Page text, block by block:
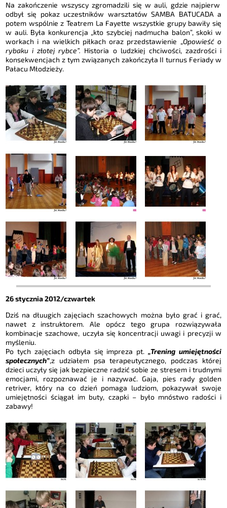
Na zakończenie wszyscy zgromadzili się w auli, gdzie najpierw
odbył się pokaz uczestników warsztatów SAMBA BATUCADA a
potem wspólnie z Teatrem La Fayette wszystkie grupy bawiły się
w auli. Była konkurencja „kto szybciej nadmucha balon”, skoki w
workach i na wielkich piłkach oraz przedstawienie „Opowieść o
rybaku i złotej rybce”. Historia o ludzkiej chciwości, zazdrości i
konsekwencjach z tym związanych zakończyła II turnus Feriady w
Pałacu Młodzieży.
26 stycznia 2012/czwartek
Dziś na dłuugich zajęciach szachowych można było grać i grać,
nawet z instruktorem. Ale opócz tego grupa rozwiązywała
kombinacje szachowe, uczyła się koncentracji uwagi i precyzji w
myśleniu.
Po tych zajęciach odbyła się impreza pt.„Trening umiejętności
społecznych”,z udziałem psa terapeutycznego, podczas której
dzieci uczyły się jak bezpieczne radzić sobie ze stresem i trudnymi
emocjami, rozpoznawać je i nazywać. Gaja, pies rady golden
retriver, który na co dzień pomaga ludziom, pokazywał swoje
umiejętności ściągał im buty, czapki – było mnóstwo radości i
zabawy!